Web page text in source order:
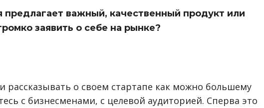
предлагает важный, качественный продукт или
заявить о себе на рынке?
о своем стартапе как можно большему
с бизнесменами, с целевой аудиторией. Сперва это